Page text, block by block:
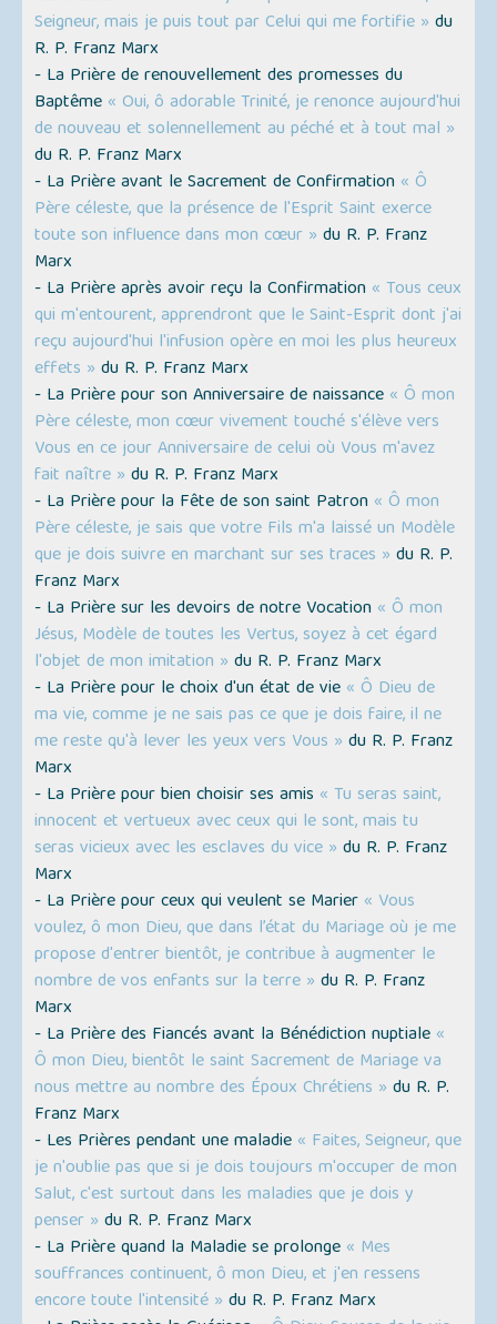
Seigneur, mais je puis tout par Celui qui me fortifie » du
R. P. Franz Marx
- La Prière de renouvellement des promesses du
Baptême « Oui, ô adorable Trinité, je renonce aujourd'hui
de nouveau et solennellement au péché et à tout mal »
du R. P. Franz Marx
- La Prière avant le Sacrement de Confirmation « Ô
Père céleste, que la présence de l'Esprit Saint exerce
toute son influence dans mon cœur » du R. P. Franz
Marx
- La Prière après avoir reçu la Confirmation « Tous ceux
qui m'entourent, apprendront que le Saint-Esprit dont j'ai
reçu aujourd'hui l'infusion opère en moi les plus heureux
effets » du R. P. Franz Marx
- La Prière pour son Anniversaire de naissance « Ô mon
Père céleste, mon cœur vivement touché s'élève vers
Vous en ce jour Anniversaire de celui où Vous m'avez
fait naître » du R. P. Franz Marx
- La Prière pour la Fête de son saint Patron « Ô mon
Père céleste, je sais que votre Fils m'a laissé un Modèle
que je dois suivre en marchant sur ses traces » du R. P.
Franz Marx
- La Prière sur les devoirs de notre Vocation « Ô mon
Jésus, Modèle de toutes les Vertus, soyez à cet égard
l'objet de mon imitation » du R. P. Franz Marx
- La Prière pour le choix d'un état de vie « Ô Dieu de
ma vie, comme je ne sais pas ce que je dois faire, il ne
me reste qu'à lever les yeux vers Vous » du R. P. Franz
Marx
- La Prière pour bien choisir ses amis « Tu seras saint,
innocent et vertueux avec ceux qui le sont, mais tu
seras vicieux avec les esclaves du vice » du R. P. Franz
Marx
- La Prière pour ceux qui veulent se Marier « Vous
voulez, ô mon Dieu, que dans l’état du Mariage où je me
propose d'entrer bientôt, je contribue à augmenter le
nombre de vos enfants sur la terre » du R. P. Franz
Marx
- La Prière des Fiancés avant la Bénédiction nuptiale «
Ô mon Dieu, bientôt le saint Sacrement de Mariage va
nous mettre au nombre des Époux Chrétiens » du R. P.
Franz Marx
- Les Prières pendant une maladie « Faites, Seigneur, que
je n'oublie pas que si je dois toujours m'occuper de mon
Salut, c'est surtout dans les maladies que je dois y
penser » du R. P. Franz Marx
- La Prière quand la Maladie se prolonge « Mes
souffrances continuent, ô mon Dieu, et j'en ressens
encore toute l'intensité » du R. P. Franz Marx